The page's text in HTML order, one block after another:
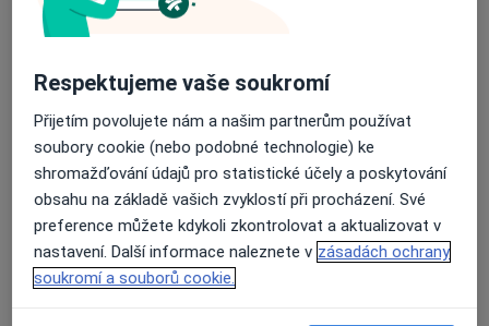
Dostupnost
Na této adrese online kalendář není aktivní
Co mám v takové situaci udělat?
Způsoby platby (soukromé návštěvy)
Na teto adrese lékař přijímá pacienty na pojišťovnu
Detaily
Respektujeme vaše soukromí
Přijetím povolujete nám a našim partnerům používat
soubory cookie (nebo podobné technologie) ke
shromažďování údajů pro statistické účely a poskytování
obsahu na základě vašich zvyklostí při procházení. Své
preference můžete kdykoli zkontrolovat a aktualizovat v
nastavení. Další informace naleznete v zásadách ochrany
soukromí a souborů cookie.